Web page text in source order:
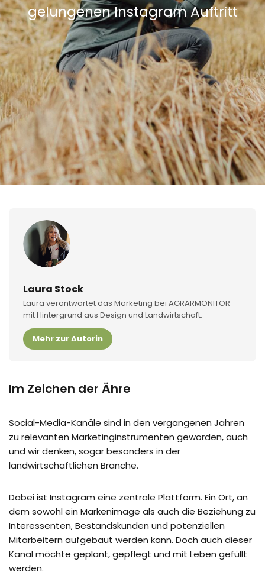
gelungenen Instagram Auftritt
Laura Stock
Laura verantwortet das Marketing bei AGRARMONITOR –
mit Hintergrund aus Design und Landwirtschaft.
Mehr zur Autorin
Im Zeichen der Ähre
Social-Media-Kanäle sind in den vergangenen Jahren
zu relevanten Marketinginstrumenten geworden, auch
und wir denken, sogar besonders in der
landwirtschaftlichen Branche.
Dabei ist Instagram eine zentrale Plattform. Ein Ort, an
dem sowohl ein Markenimage als auch die Beziehung zu
Interessenten, Bestandskunden und potenziellen
Mitarbeitern aufgebaut werden kann. Doch auch dieser
Kanal möchte geplant, gepflegt und mit Leben gefüllt
werden.